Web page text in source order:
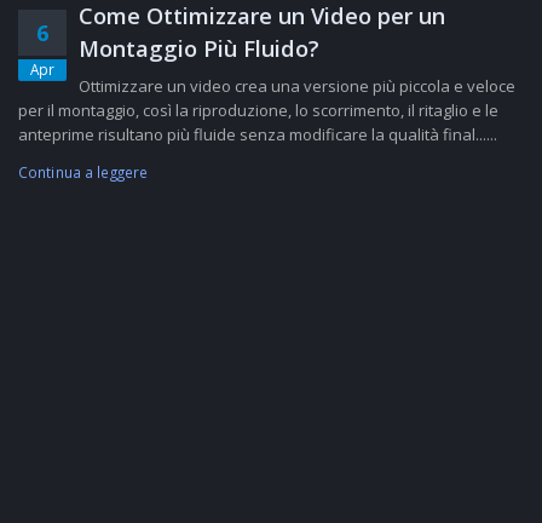
6
Apr
Come Ottimizzare un Video per un
Montaggio Più Fluido?
Ottimizzare un video crea una versione più piccola e veloce
per il montaggio, così la riproduzione, lo scorrimento, il ritaglio e le
anteprime risultano più fluide senza modificare la qualità final......
Continua a leggere